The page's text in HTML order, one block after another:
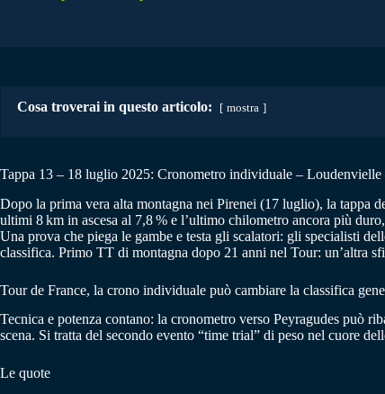
Cosa troverai in questo articolo: mostra
Tappa 13 – 18 luglio 2025: Cronometro individuale – Loudenvielle
Dopo la prima vera alta montagna nei Pirenei (17 luglio), la tappa
ultimi 8 km in ascesa al 7,8 % e l’ultimo chilometro ancora più
Una prova che piega le gambe e testa gli scalatori: gli specialisti
classifica. Primo TT di montagna dopo 21 anni nel Tour: un’altra
Tour de France, la crono individuale può cambiare la classifica
Tecnica e potenza contano: la cronometro verso Peyragudes può
scena. Si tratta del secondo evento “time trial” di peso nel cuore
Le quote